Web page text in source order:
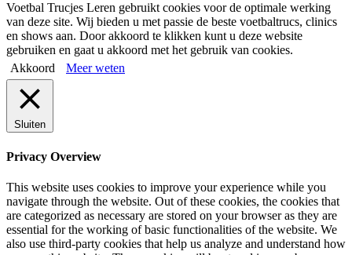
Voetbal Trucjes Leren gebruikt cookies voor de optimale werking
van deze site. Wij bieden u met passie de beste voetbaltrucs, clinics
en shows aan. Door akkoord te klikken kunt u deze website
gebruiken en gaat u akkoord met het gebruik van cookies.
Akkoord
Meer weten
Sluiten
Privacy Overview
This website uses cookies to improve your experience while you
navigate through the website. Out of these cookies, the cookies that
are categorized as necessary are stored on your browser as they are
essential for the working of basic functionalities of the website. We
also use third-party cookies that help us analyze and understand how